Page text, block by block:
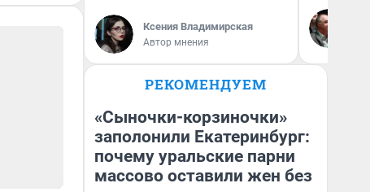
Ксения Владимирская
Автор мнения
РЕКОМЕНДУЕМ
«Сыночки-корзиночки»
заполонили Екатеринбург:
почему уральские парни
массово оставили жен без